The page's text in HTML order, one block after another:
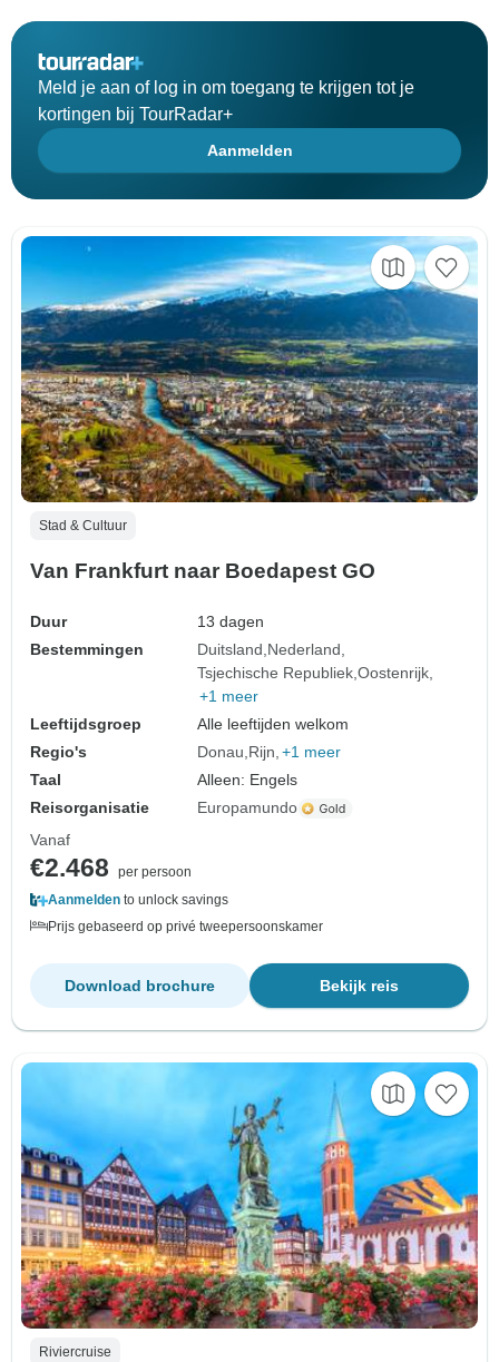
Meld je aan of log in om toegang te krijgen tot je
kortingen bij TourRadar+
Aanmelden
Stad & Cultuur
Van Frankfurt naar Boedapest GO
Duur
13 dagen
Bestemmingen
Duitsland Nederland
Tsjechische Republiek Oostenrijk
+1 meer
Leeftijdsgroep
Alle leeftijden welkom
Regio's
Donau Rijn +1 meer
Taal
Alleen: Engels
Reisorganisatie
Europamundo
Vanaf
€2.468
per persoon
Aanmelden to unlock savings
Prijs gebaseerd op privé tweepersoonskamer
Bekijk reis
Download brochure
Riviercruise